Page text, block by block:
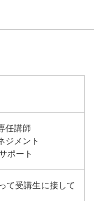
任講師
ジメント
ポート
て受講生に接して